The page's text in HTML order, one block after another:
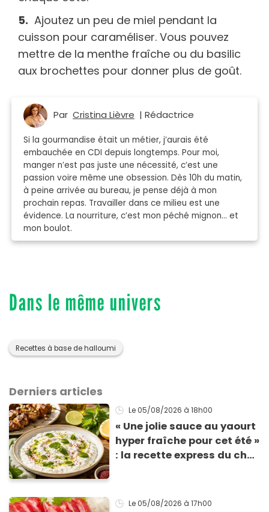
Ajoutez un peu de miel pendant la
cuisson pour caraméliser. Vous pouvez
mettre de la menthe fraîche ou du basilic
aux brochettes pour donner plus de goût.
Par Cristina Lièvre | Rédactrice
Si la gourmandise était un métier, j’aurais été
embauchée en CDI depuis longtemps. Pour moi,
manger n’est pas juste une nécessité, c’est une
passion voire même une obsession. Dès 10h du matin,
à peine arrivée au bureau, je pense déjà à mon
prochain repas. Travailler dans ce milieu est une
évidence. La nourriture, c’est mon péché mignon… et
mon boulot.
Dans le même univers
Recettes à base de halloumi
Derniers articles
Le 05/08/2026 à 18h00
« Une jolie sauce au yaourt
hyper fraîche pour cet été »
: la recette express du chef
grillades
Le 05/08/2026 à 17h00